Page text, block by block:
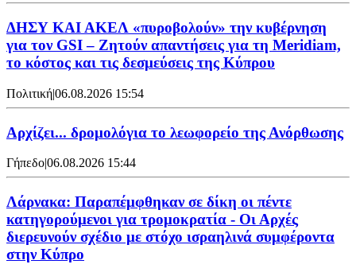
ΔΗΣΥ ΚΑΙ ΑΚΕΛ «πυροβολούν» την κυβέρνηση
για τον GSI – Ζητούν απαντήσεις για τη Meridiam,
το κόστος και τις δεσμεύσεις της Κύπρου
Πολιτική|06.08.2026 15:54
Αρχίζει... δρομολόγια το λεωφορείο της Ανόρθωσης
Γήπεδο|06.08.2026 15:44
Λάρνακα: Παραπέμφθηκαν σε δίκη οι πέντε
κατηγορούμενοι για τρομοκρατία - Οι Αρχές
διερευνούν σχέδιο με στόχο ισραηλινά συμφέροντα
στην Κύπρο